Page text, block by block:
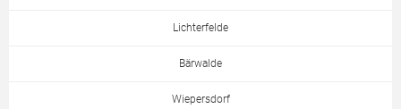
Lichterfelde
Bärwalde
Wiepersdorf